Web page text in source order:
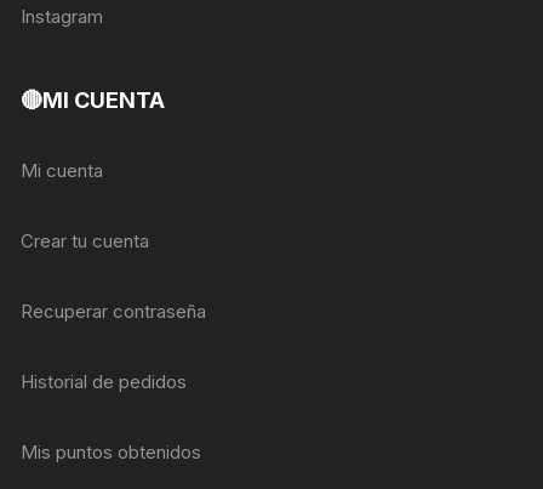
Instagram
🔴MI CUENTA
Mi cuenta
Crear tu cuenta
Recuperar contraseña
Historial de pedidos
Mis puntos obtenidos